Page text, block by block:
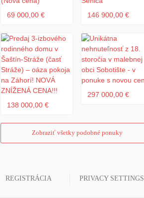
69 000,00 € 146 900,00 €
138 000,00 €
297 000,00 €
Zobraziť všetky podobné ponuky
REGISTRÁCIA PRIVACY SETTINGS